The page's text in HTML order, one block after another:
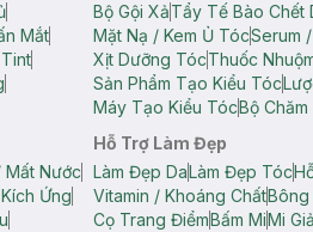
Mắt
Bộ Gội XảTẩy Tế Bào Chết
Mặt Nạ / Kem Ủ TócSerum
Xịt Dưỡng TócThuốc
Sản Phẩm Tạo Kiểu Tóc
Máy Tạo Kiểu TócBộ
Mất Nước
Ứng
Hỗ Trợ Làm Đẹp
Làm Đẹp DaLàm Đẹp Tóc
Vitamin / Khoáng ChấtBông
Cọ Trang ĐiểmBấm MiMi Giả